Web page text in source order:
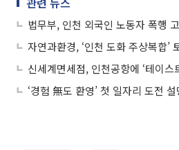
법무부, 인천 외국인 노동자 폭행
‘경험 無도 환영’ 첫 일자리 도전 설